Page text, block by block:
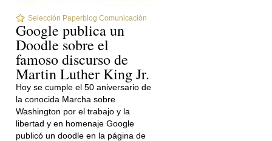
Selección Paperblog Comunicación
Google publica un
Doodle sobre el
famoso discurso de
Martin Luther King Jr.
Hoy se cumple el 50 aniversario de
la conocida Marcha sobre
Washington por el trabajo y la
libertad y en homenaje Google
publicó un doodle en la página de